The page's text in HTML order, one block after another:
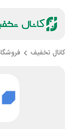
کانال تخفیف